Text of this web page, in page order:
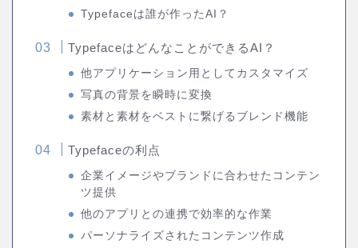
Typefaceは誰が作ったAI？
TypefaceはどんなことができるAI？
他アプリケーション用としてカスタマイズ
写真の背景を瞬時に変換
素材と素材をベストに繋げるブレンド機能
Typefaceの利点
企業イメージやブランドに合わせたコンテン
ツ提供
他のアプリとの連携で効率的な作業
パーソナライズされたコンテンツ作成